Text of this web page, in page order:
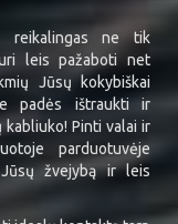
reikalingas ne tik
leis pažaboti net
Jūsų kokybiškai
padės ištraukti ir
Pinti valai ir
parduotuvėje
žvejybą ir leis